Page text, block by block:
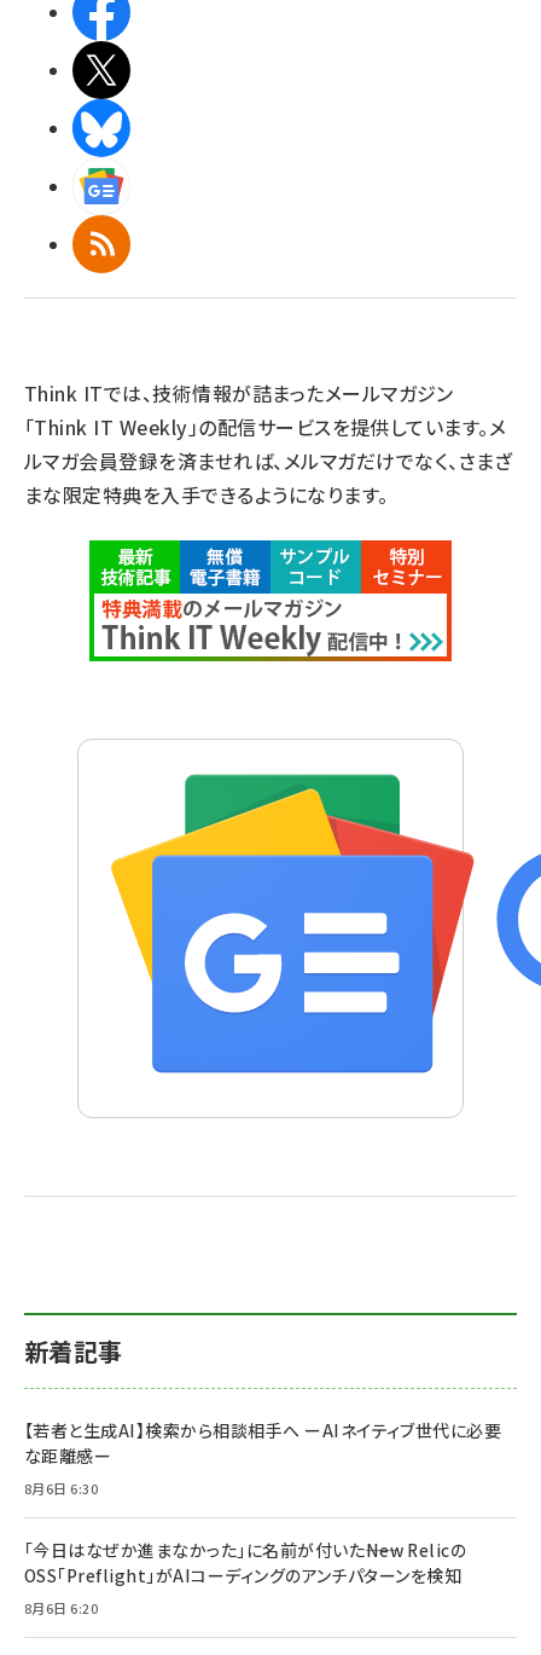
RSS
Think ITでは、技術情報が詰まったメールマガジン
「Think IT Weekly」の配信サービスを提供しています。メ
ルマガ会員登録を済ませれば、メルマガだけでなく、さまざ
まな限定特典を入手できるようになります。
新着記事
【若者と生成AI】検索から相談相手へ ーAIネイティブ世代に必要
な距離感ー
8月6日 6:30
「今日はなぜか進まなかった」に名前が付いた――New Relicの
OSS「Preflight」がAIコーディングのアンチパターンを検知
8月6日 6:20